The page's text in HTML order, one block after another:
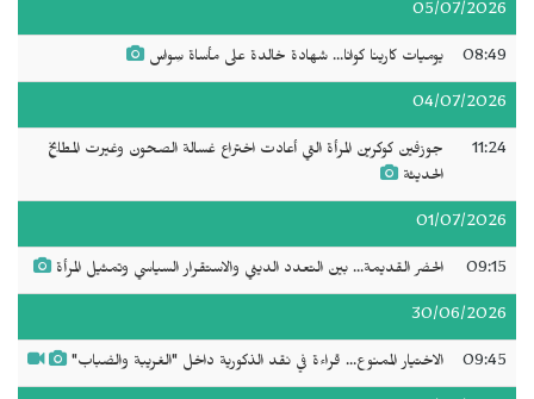
05/07/2026
08:49 يوميات كارينا كوانا... شهادة خالدة على مأساة سِواس
04/07/2026
11:24
جوزفين كوكرين المرأة التي أعادت اختراع غسالة الصحون وغيرت المطابخ
الحديثة
01/07/2026
09:15 الحضر القديمة... بين التعدد الديني والاستقرار السياسي وتمثيل المرأة
30/06/2026
09:45 الاختيار الممنوع... قراءة في نقد الذكورية داخل "الغريبة والضباب"